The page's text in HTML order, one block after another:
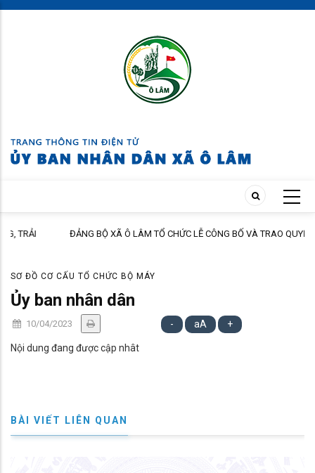
Skip
ĐẢNG BỘ XÃ Ô LÂM TỔ CHỨC LỄ CÔNG BỐ VÀ TRAO QUYẾT ĐỊNH
SƠ ĐỒ CƠ CẤU TỔ CHỨC BỘ MÁY
Ủy ban nhân dân
10/04/2023 - aA +
Nội dung đang được cập nhât
BÀI VIẾT LIÊN QUAN